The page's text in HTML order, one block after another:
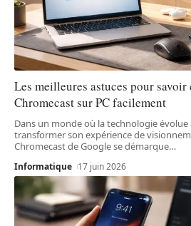
Les meilleures astuces pour
Chromecast sur PC facilement
Dans un monde où la technologie
transformer son expérience de
Chromecast de Google se démarque…
Informatique 17 juin 2026